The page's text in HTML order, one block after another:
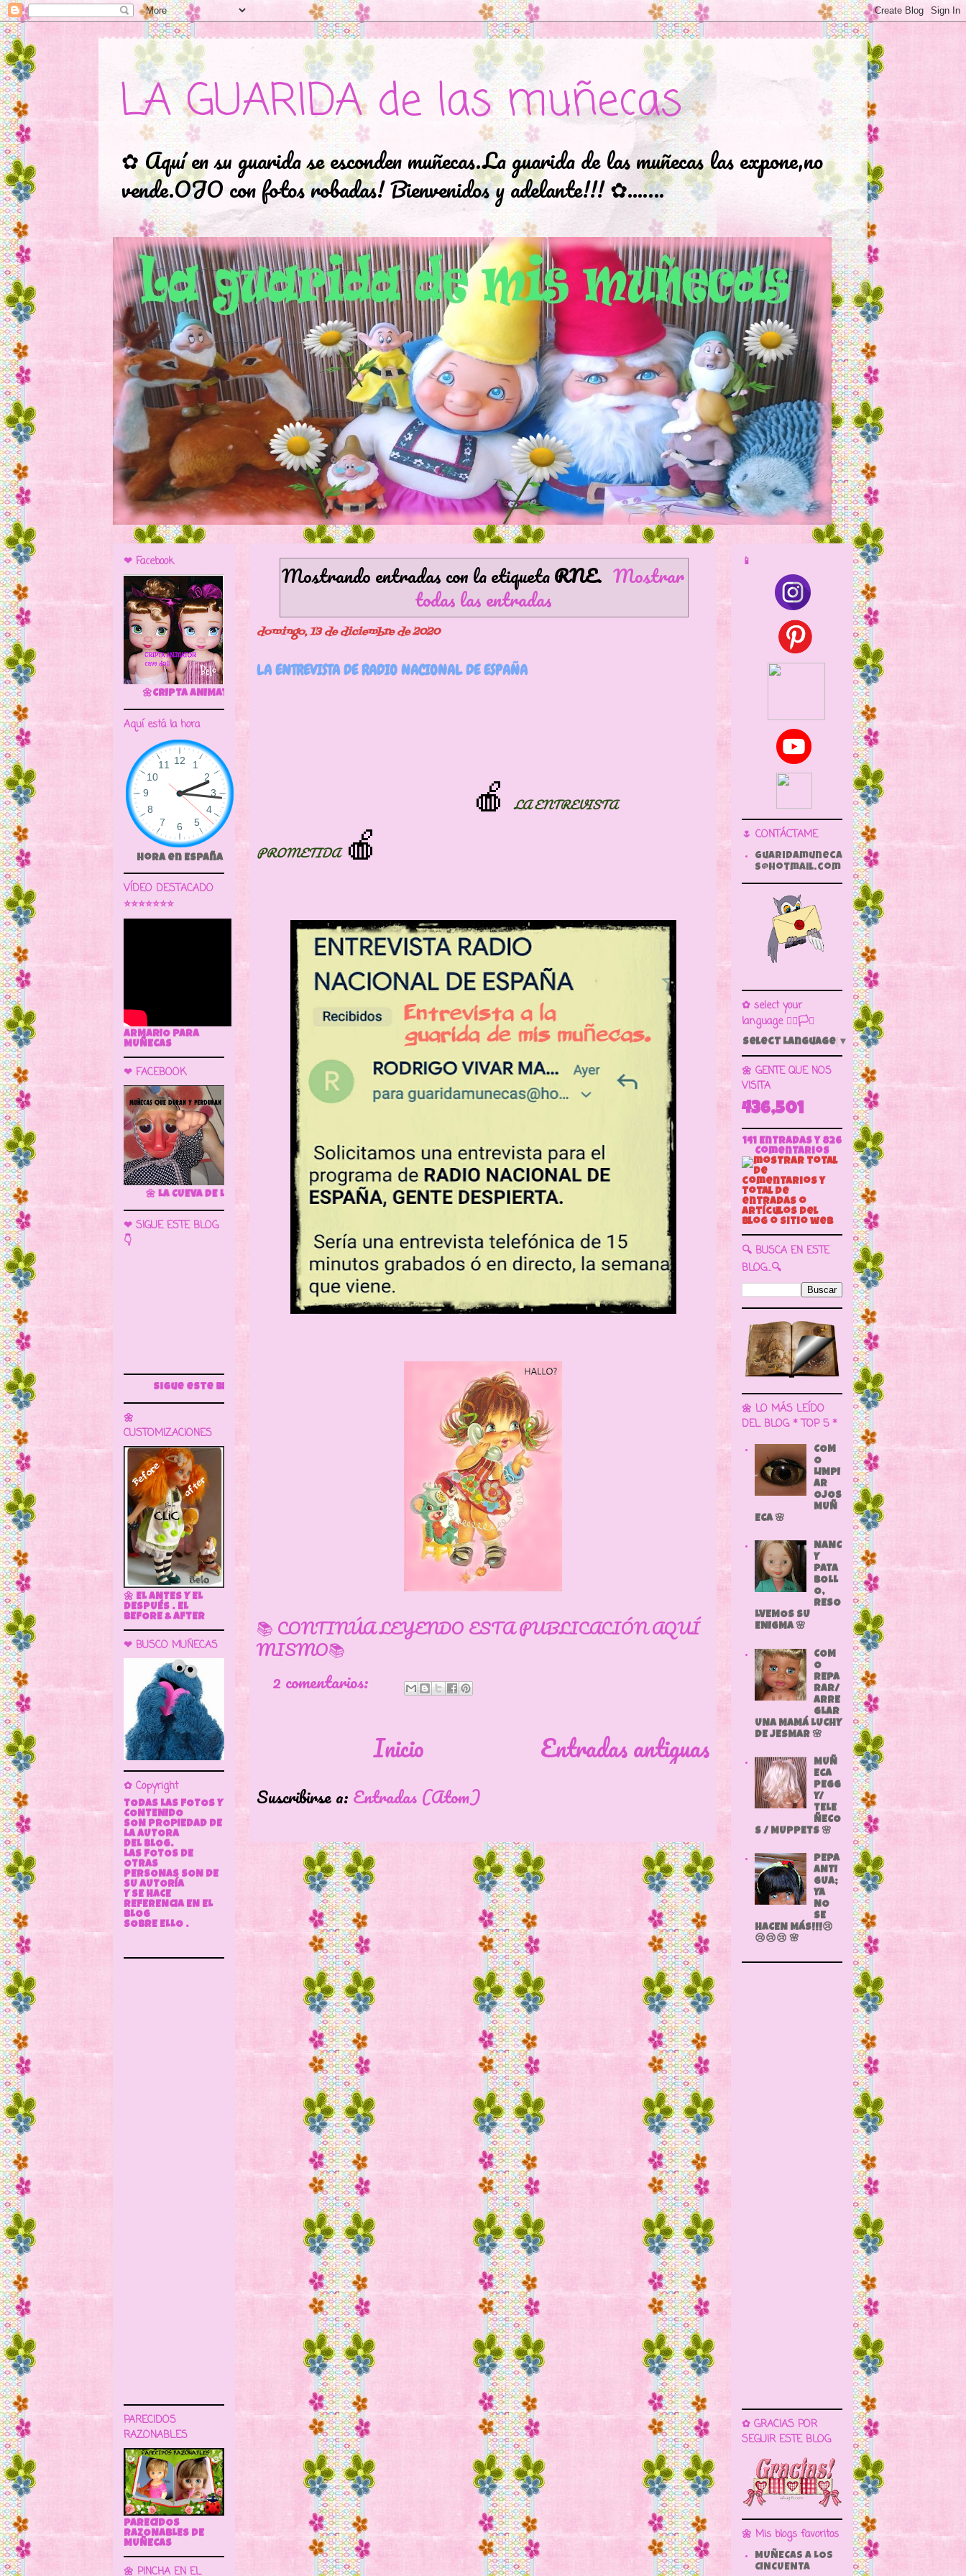
LA GUARIDA de las muñecas
✿ Aquí en su guarida se esconden muñecas.La guarida de las muñecas las expone,no
vende.OJO con fotos robadas! Bienvenidos y adelante!!! ✿...….
Mostrando entradas con la etiquetaRNE. Mostrar
todas las entradas
domingo, 13 de diciembre de 2020
LA ENTREVISTA DE RADIO NACIONAL DE ESPAÑA
🍎 LA ENTREVISTA
PROMETIDA 🍎
📚 CONTINÚA LEYENDO ESTA PUBLICACIÓN AQUÍ
MISMO📚
2 comentarios:
Entradas antiguas
Inicio
Suscribirse a: Entradas (Atom)
❤ Facebook
🌼CRIPTA ANIMATOR CAVE DOLL
Aquí está la hora
Hora en España
VÍDEO DESTACADO
⭐⭐⭐⭐⭐⭐⭐
ARMARIO PARA
MUÑECAS
❤ FACEBOOK
🌼 LA CUEVA DE LAS MUÑECAS
❤ SIGUE ESTE BLOG
👇
Sigue este blog para más información
🌼
CUSTOMIZACIONES
🌼 EL ANTES Y EL
DESPUÉS . EL
BEFORE & AFTER
❤ BUSCO MUÑECAS
✿ Copyright
TODAS LAS FOTOS Y
CONTENIDO
SON PROPIEDAD DE
LA AUTORA
DEL BLOG.
LAS FOTOS DE
OTRAS
PERSONAS SON DE
SU AUTORÍA
Y SE HACE
REFERENCIA EN EL
BLOG
SOBRE ELLO .
PARECIDOS
RAZONABLES
PARECIDOS
RAZONABLES DE
MUÑECAS
🌼 PINCHA EN EL
📱
🌷 CONTÁCTAME
guaridamuneca
s@hotmail.com
✿ select your
language 🏳️‍🌈🏳️🏁
Select Language ▼
🌼 GENTE QUE NOS
VISITA
436,501
141 Entradas y 826
Comentarios
🔍 BUSCA EN ESTE
BLOG...🔍
🌼 LO MÁS LEÍDO
DEL BLOG * TOP 5 *
COM
O
LIMPI
AR
OJOS
MUÑ
ECA 🌸
NANC
Y
PATA
BOLL
O,
RESO
LVEMOS SU
ENIGMA 🌸
COM
O
REPA
RAR/
ARRE
GLAR
UNA MAMÁ LUCHY
DE JESMAR 🌸
MUÑ
ECA
PEGG
Y/
TELE
ÑECO
S / MUPPETS 🌸
PEPA
ANTI
GUA;
YA
NO
SE
HACEN MÁS!!!😢
😢😢😢 🌸
✿ GRACIAS POR
SEGUIR ESTE BLOG
🌼 Mis blogs favoritos
MUÑECAS A LOS
CINCUENTA